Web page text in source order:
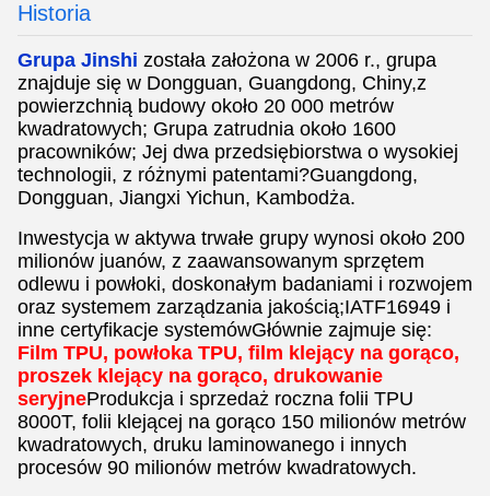
Historia
Grupa Jinshi została założona w 2006 r., grupa
znajduje się w Dongguan, Guangdong, Chiny,z
powierzchnią budowy około 20 000 metrów
kwadratowych; Grupa zatrudnia około 1600
pracowników; Jej dwa przedsiębiorstwa o wysokiej
technologii, z różnymi patentami?Guangdong,
Dongguan, Jiangxi Yichun, Kambodża.
Inwestycja w aktywa trwałe grupy wynosi około 200
milionów juanów, z zaawansowanym sprzętem
odlewu i powłoki, doskonałym badaniami i rozwojem
oraz systemem zarządzania jakością;IATF16949 i
inne certyfikacje systemówGłównie zajmuje się:
Film TPU, powłoka TPU, film klejący na gorąco,
proszek klejący na gorąco, drukowanie
seryjneProdukcja i sprzedaż roczna folii TPU
8000T, folii klejącej na gorąco 150 milionów metrów
kwadratowych, druku laminowanego i innych
procesów 90 milionów metrów kwadratowych.